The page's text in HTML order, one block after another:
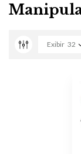
Exibir 32